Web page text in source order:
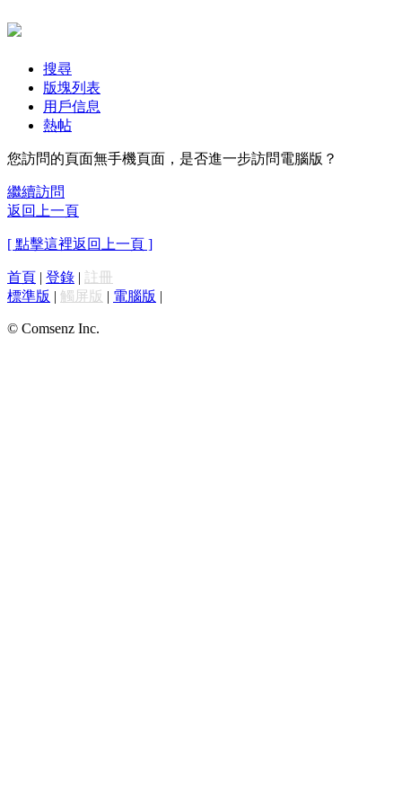
搜尋
版塊列表
用戶信息
熱帖
您訪問的頁面無手機頁面，是否進一步訪問電腦版？
繼續訪問
返回上一頁
[ 點擊這裡返回上一頁 ]
首頁 | 登錄 | 註冊
標準版 | 觸屏版 | 電腦版 |
© Comsenz Inc.